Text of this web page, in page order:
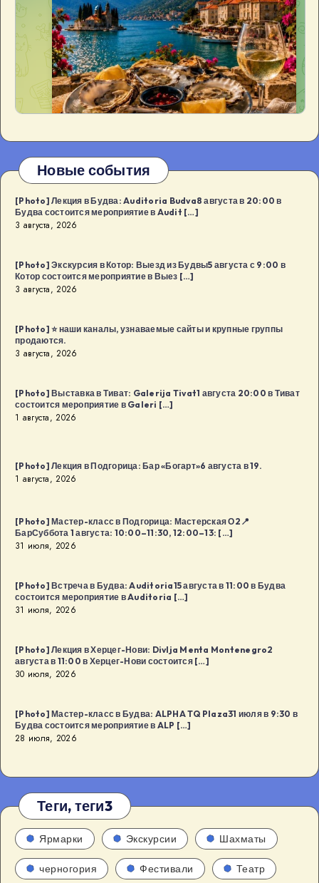
Новые события
[Photo] Лекция в Будва: Auditoria Budva8 августа в 20:00 в
Будва состоится мероприятие в Audit […]
3 августа, 2026
[Photo] Экскурсия в Котор: Выезд из Будвы5 августа с 9:00 в
Котор состоится мероприятие в Выез […]
3 августа, 2026
[Photo] ⭐️ наши каналы, узнаваемые сайты и крупные группы
продаются.
3 августа, 2026
[Photo] Выставка в Тиват: Galerija Tivat1 августа 20:00 в Тиват
состоится мероприятие в Galeri […]
1 августа, 2026
[Photo] Лекция в Подгорица: Бар «Богарт»6 августа в 19.
1 августа, 2026
[Photo] Мастер-класс в Подгорица: Мастерская О2📍
БарСуббота 1 августа: 10:00–11:30, 12:00–13: […]
31 июля, 2026
[Photo] Встреча в Будва: Auditoria15 августа в 11:00 в Будва
состоится мероприятие в Auditoria […]
31 июля, 2026
[Photo] Лекция в Херцег-Нови: Divlja Menta Montenegro2
августа в 11:00 в Херцег-Нови состоится […]
30 июля, 2026
[Photo] Мастер-класс в Будва: ALPHA TQ Plaza31 июля в 9:30 в
Будва состоится мероприятие в ALP […]
28 июля, 2026
Теги, теги3
Ярмарки Экскурсии Шахматы
черногория Фестивали Театр